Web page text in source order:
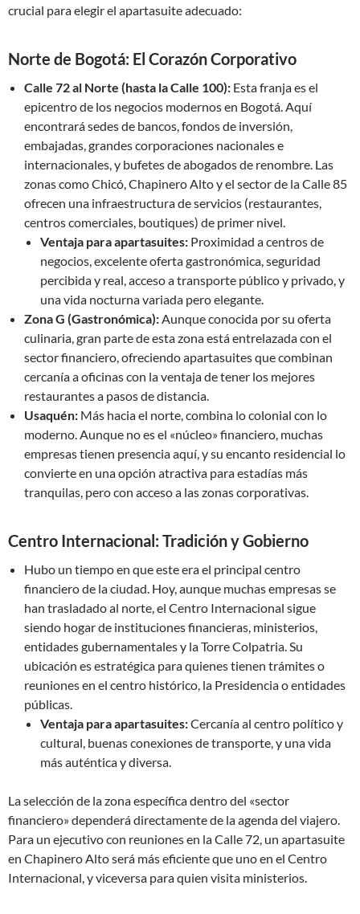
crucial para elegir el apartasuite adecuado:
Norte de Bogotá: El Corazón Corporativo
Calle 72 al Norte (hasta la Calle 100): Esta franja es el
epicentro de los negocios modernos en Bogotá. Aquí
encontrará sedes de bancos, fondos de inversión,
embajadas, grandes corporaciones nacionales e
internacionales, y bufetes de abogados de renombre. Las
zonas como Chicó, Chapinero Alto y el sector de la Calle 85
ofrecen una infraestructura de servicios (restaurantes,
centros comerciales, boutiques) de primer nivel.
Ventaja para apartasuites: Proximidad a centros de
negocios, excelente oferta gastronómica, seguridad
percibida y real, acceso a transporte público y privado, y
una vida nocturna variada pero elegante.
Zona G (Gastronómica):Aunque conocida por su oferta
culinaria, gran parte de esta zona está entrelazada con el
sector financiero, ofreciendo apartasuites que combinan
cercanía a oficinas con la ventaja de tener los mejores
restaurantes a pasos de distancia.
Usaquén: Más hacia el norte, combina lo colonial con lo
moderno. Aunque no es el «núcleo» financiero, muchas
empresas tienen presencia aquí, y su encanto residencial lo
convierte en una opción atractiva para estadías más
tranquilas, pero con acceso a las zonas corporativas.
Centro Internacional: Tradición y Gobierno
Hubo un tiempo en que este era el principal centro
financiero de la ciudad. Hoy, aunque muchas empresas se
han trasladado al norte, el Centro Internacional sigue
siendo hogar de instituciones financieras, ministerios,
entidades gubernamentales y la Torre Colpatria. Su
ubicación es estratégica para quienes tienen trámites o
reuniones en el centro histórico, la Presidencia o entidades
públicas.
Ventaja para apartasuites:Cercanía al centro político y
cultural, buenas conexiones de transporte, y una vida
más auténtica y diversa.
La selección de la zona específica dentro del «sector
financiero» dependerá directamente de la agenda del viajero.
Para un ejecutivo con reuniones en la Calle 72, un apartasuite
en Chapinero Alto será más eficiente que uno en el Centro
Internacional, y viceversa para quien visita ministerios.